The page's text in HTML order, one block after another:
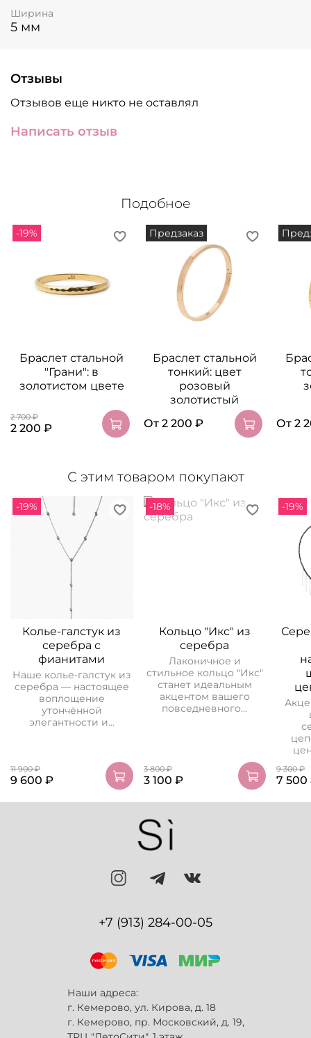
Ширина
5 мм
Отзывы
Отзывов еще никто не оставлял
Написать отзыв
Подобное
-19%
Браслет стальной
"Грани": в
золотистом цвете
2 700 ₽
2 200 ₽
Предзаказ
Браслет стальной
тонкий: цвет
розовый
золотистый
От 2 200 ₽ От 2
С этим товаром покупают
-19%
Колье-галстук из
серебра с
фианитами
Наше колье-галстук из
серебра — настоящее
воплощение
утончённой
элегантности и...
11 900 ₽
9 600 ₽
-18%
Кольцо "Икс" из
серебра
Лаконичное и
стильное кольцо "Икс"
станет идеальным
акцентом вашего
повседневного...
3 800 ₽
3 100 ₽
-19%
9 300 ₽
7 500
+7 (913) 284-00-05
Наши адреса:
г. Кемерово, ул. Кирова, д. 18
г. Кемерово, пр. Московский, д. 19,